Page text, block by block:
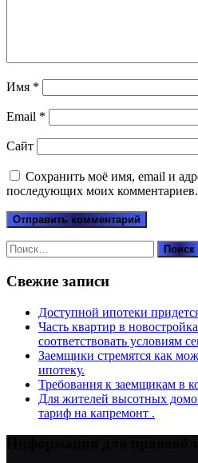
Имя *
Email *
Сайт
Сохранить моё имя, email и
последующих моих комментариев.
Найти:
Свежие записи
Доступной ипотеки
Часть квартир в
соответствовать условиям
Заемщики стремятся как
ипотеку.
Требования к заемщикам в
Для жителей высотных
тариф на капремонт .